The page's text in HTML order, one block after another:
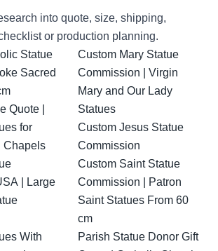
into quote, size, shipping,
or production planning.
Statue
Sacred
Quote |
for
Chapels
| Large
With
Custom Mary Statue
Commission | Virgin
Mary and Our Lady
Statues
Custom Jesus Statue
Commission
Custom Saint Statue
Commission | Patron
Saint Statues From 60
cm
Parish Statue Donor Gift